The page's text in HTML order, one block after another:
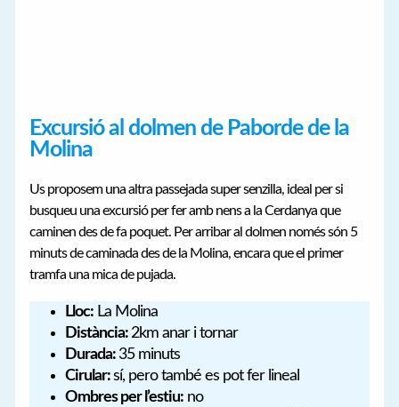
Excursió al dolmen de Paborde de la
Molina
Us proposem una altra passejada super senzilla, ideal per si
busqueu una excursió per fer amb nens a la Cerdanya que
caminen des de fa poquet. Per arribar al dolmen només són 5
minuts de caminada des de la Molina, encara que el primer
tramfa una mica de pujada.
Lloc: La Molina
Distància:2km anar i tornar
Durada: 35 minuts
Cirular:sí, pero també es pot fer lineal
Ombres per l’estiu: no